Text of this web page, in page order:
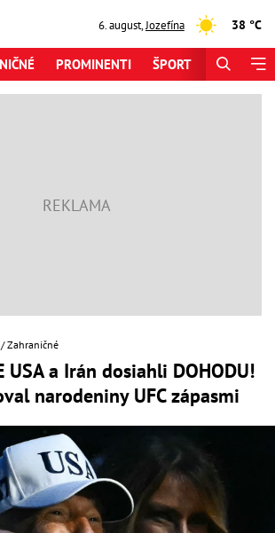
6. august,Jozefína 38 °C
PROMINENTI ŠPORT
Zahraničné
USA a Irán dosiahli DOHODU!
narodeniny UFC zápasmi